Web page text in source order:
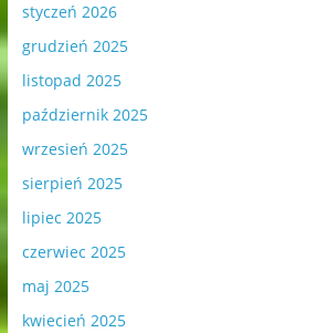
styczeń 2026
grudzień 2025
listopad 2025
październik 2025
wrzesień 2025
sierpień 2025
lipiec 2025
czerwiec 2025
maj 2025
kwiecień 2025